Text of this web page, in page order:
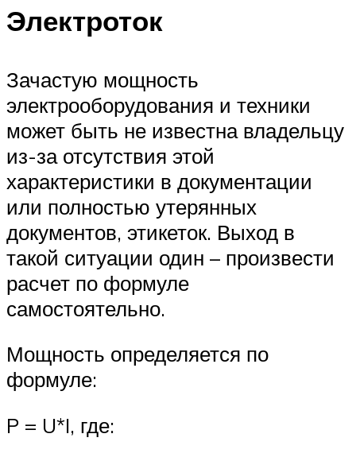
Электроток
Зачастую мощность
электрооборудования и техники
может быть не известна владельцу
из-за отсутствия этой
характеристики в документации
или полностью утерянных
документов, этикеток. Выход в
такой ситуации один – произвести
расчет по формуле
самостоятельно.
Мощность определяется по
формуле:
P = U*I, где: